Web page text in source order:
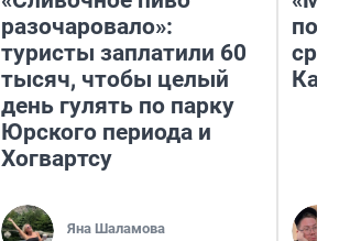
разочаровало»:
туристы заплатили 60
тысяч, чтобы целый
день гулять по парку
Юрского периода и
Хогвартсу
Яна Шаламова